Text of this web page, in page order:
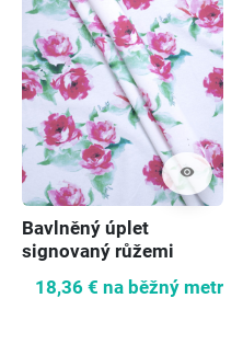
visibility
Bavlněný úplet
signovaný růžemi
18,36 € na běžný metr